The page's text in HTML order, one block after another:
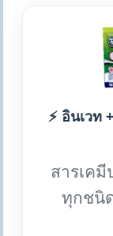
⚡ อินเวท
สารเค
ทุกชนิ